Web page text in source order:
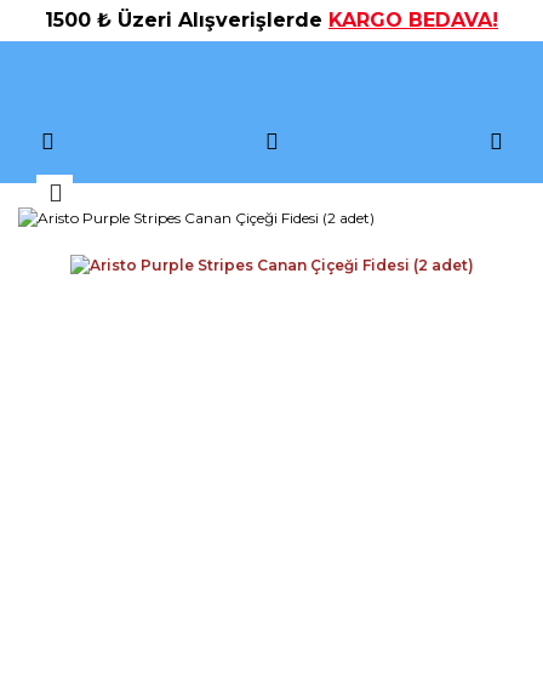
1500 ₺ Üzeri Alışverişlerde KARGO BEDAVA!